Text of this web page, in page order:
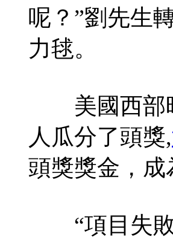
呢？”劉先生
力毬。
美國西部時
人瓜分了頭獎,
頭獎獎金，
“項目失